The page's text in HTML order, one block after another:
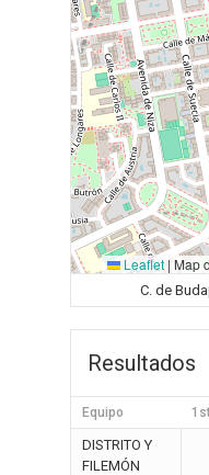
Leaflet | Map
C. de
Resultados
Equipo
DISTRITO Y
FILEMÓN